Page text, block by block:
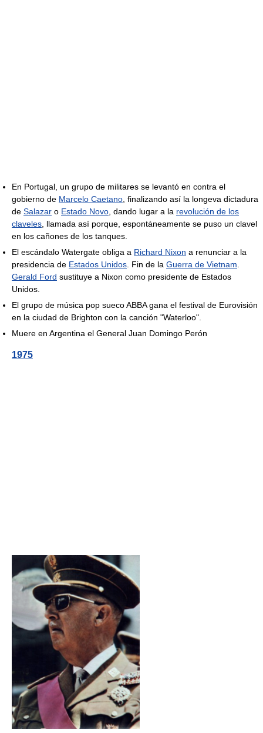
En Portugal, un grupo de militares se levantó en contra el
gobierno de Marcelo Caetano , finalizando así la longeva dictadura
de Salazar o Estado Novo , dando lugar a la revolución de los
claveles , llamada así porque, espontáneamente se puso un clavel
en los cañones de los tanques.
El escándalo Watergate obliga a Richard Nixon a renunciar a la
presidencia de Estados Unidos . Fin de la Guerra de Vietnam
Gerald Ford sustituye a Nixon como presidente de Estados
Unidos.
El grupo de música pop sueco ABBA gana el festival de Eurovisión
en la ciudad de Brighton con la canción "Waterloo".
Muere en Argentina el General Juan Domingo Perón
1975